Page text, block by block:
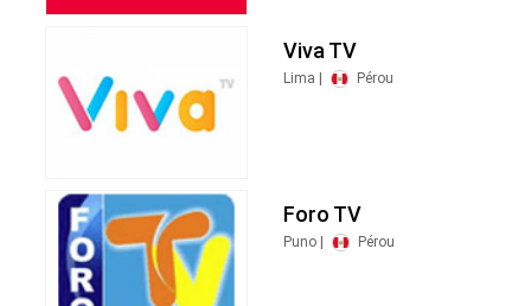
Viva TV
Lima | Pérou
Foro TV
Puno | Pérou